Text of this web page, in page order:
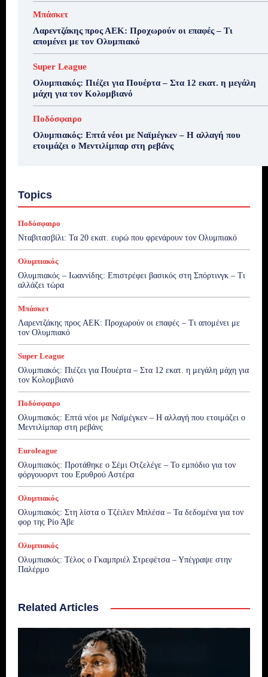
Μπάσκετ
Λαρεντζάκης προς ΑΕΚ: Προχωρούν οι επαφές – Τι
απομένει με τον Ολυμπιακό
Super League
Ολυμπιακός: Πιέζει για Πουέρτα – Στα 12 εκατ. η μεγάλη
μάχη για τον Κολομβιανό
Ποδόσφαιρο
Ολυμπιακός: Επτά νέοι με Ναϊμέγκεν – Η αλλαγή που
ετοιμάζει ο Μεντιλίμπαρ στη ρεβάνς
Topics
Ποδόσφαιρο
Νταβιτασβίλι: Τα 20 εκατ. ευρώ που φρενάρουν τον Ολυμπιακό
Ολυμπιακός
Ολυμπιακός – Ιωαννίδης: Επιστρέφει βασικός στη Σπόρτινγκ – Τι
αλλάζει τώρα
Μπάσκετ
Λαρεντζάκης προς ΑΕΚ: Προχωρούν οι επαφές – Τι απομένει με
τον Ολυμπιακό
Super League
Ολυμπιακός: Πιέζει για Πουέρτα – Στα 12 εκατ. η μεγάλη μάχη για
τον Κολομβιανό
Ποδόσφαιρο
Ολυμπιακός: Επτά νέοι με Ναϊμέγκεν – Η αλλαγή που ετοιμάζει ο
Μεντιλίμπαρ στη ρεβάνς
Euroleague
Ολυμπιακός: Προτάθηκε ο Σέμι Οτζελέγε – Το εμπόδιο για τον
φόργουορντ του Ερυθρού Αστέρα
Ολυμπιακός
Ολυμπιακός: Στη λίστα ο Τζέιλεν Μπλέσα – Τα δεδομένα για τον
φορ της Ρίο Άβε
Ολυμπιακός
Ολυμπιακός: Τέλος ο Γκαμπριέλ Στρεφέτσα – Υπέγραψε στην
Παλέρμο
Related Articles